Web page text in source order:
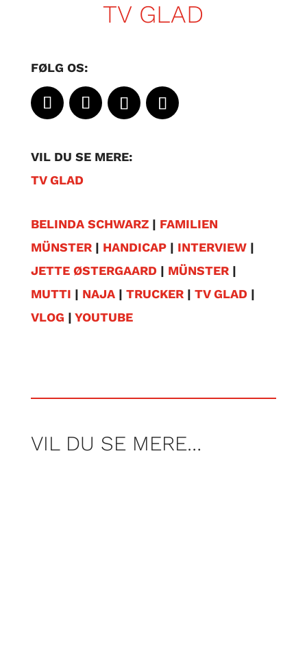
TV GLAD
FØLG OS:
VIL DU SE MERE:
TV GLAD
BELINDA SCHWARZ| FAMILIEN
MÜNSTER| HANDICAP| INTERVIEW|
JETTE ØSTERGAARD | MÜNSTER|
MUTTI | NAJA| TRUCKER| TV GLAD |
VLOG | YOUTUBE
VIL DU SE MERE…